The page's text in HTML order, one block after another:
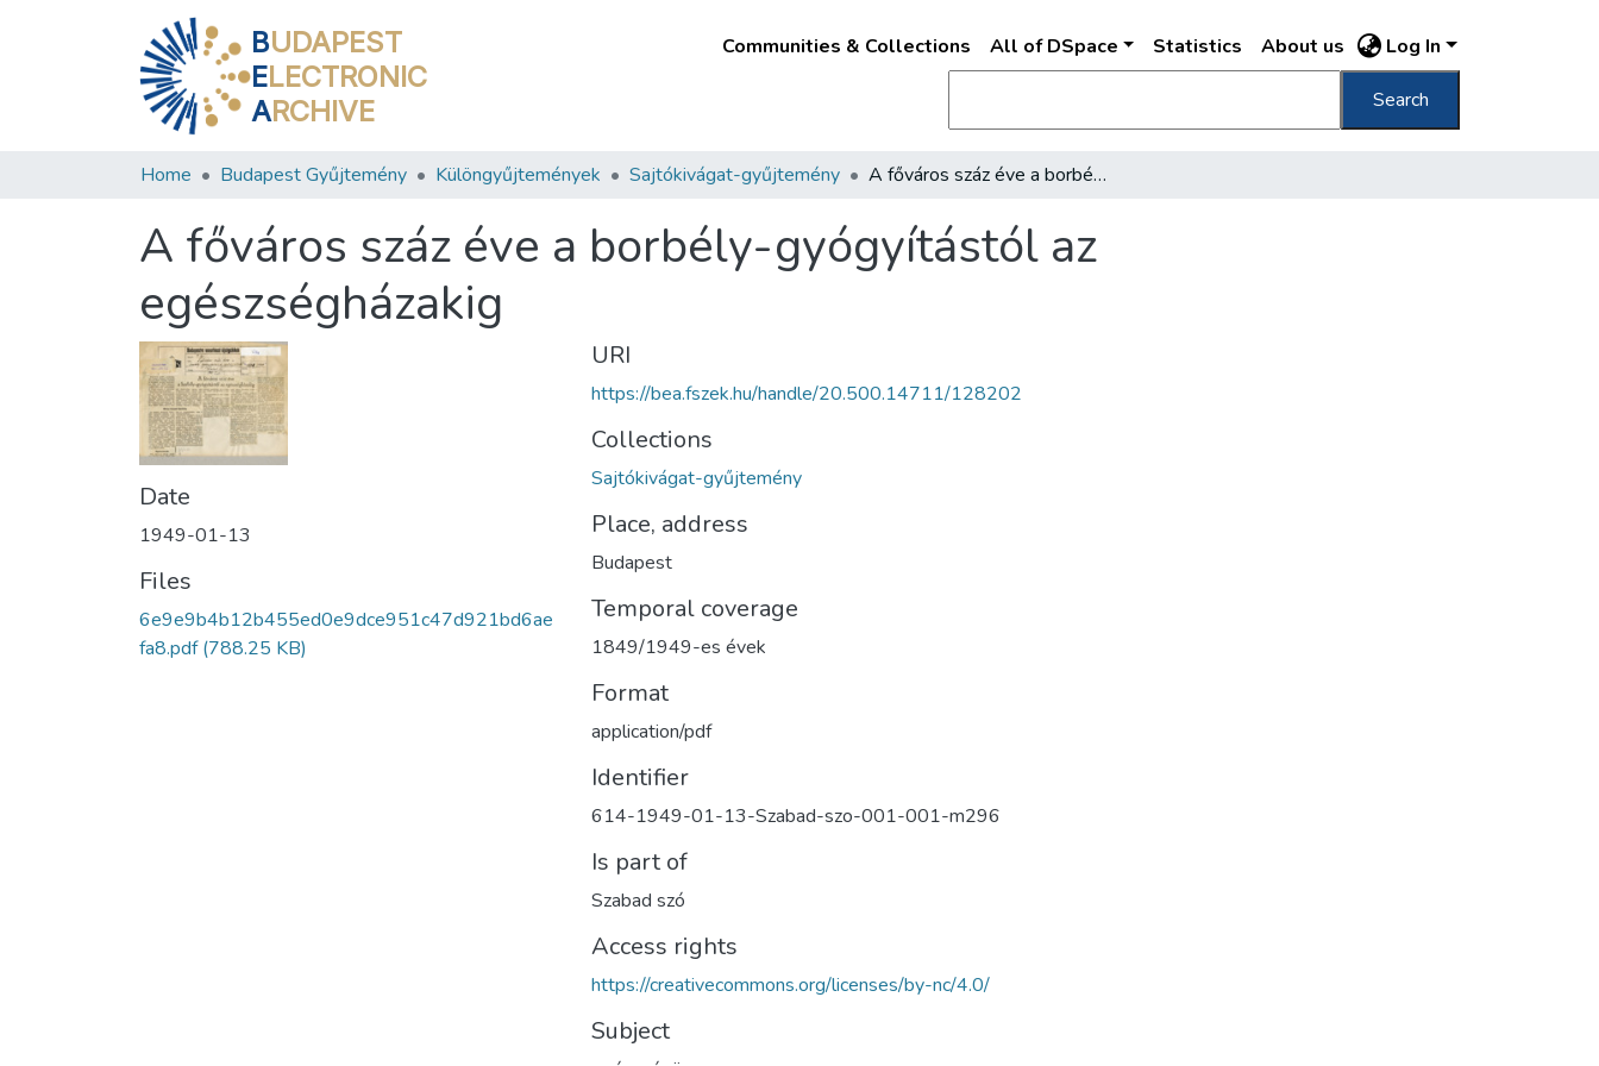
BUDAPEST
ELECTRONIC
ARCHIVE
Communities & Collections All of DSpace Statistics About us Log In
Search
Home Budapest Gyűjtemény Különgyűjtemények Sajtókivágat-gyűjtemény A főváros száz éve a borbély-gyógyítástól az egészségházakig
A főváros száz éve a borbély-gyógyítástól az
egészségházakig
Date
1949-01-13
Files
6e9e9b4b12b455ed0e9dce951c47d921bd6ae
fa8.pdf(788.25 KB)
URI
https://bea.fszek.hu/handle/20.500.14711/128202
Collections
Sajtókivágat-gyűjtemény
Place, address
Budapest
Temporal coverage
1849/1949-es évek
Format
application/pdf
Identifier
614-1949-01-13-Szabad-szo-001-001-m296
Is part of
Szabad szó
Access rights
https://creativecommons.org/licenses/by-nc/4.0/
Subject